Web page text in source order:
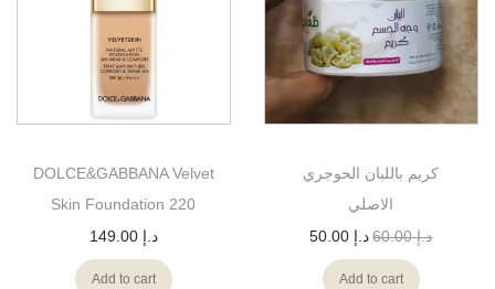
DOLCE&GABBANA Velvet
Skin Foundation 220
د.إ 149.00
Add to cart
كريم باللبان الحوجري
الاصلي
د.إ60.00 د.إ
Add to cart